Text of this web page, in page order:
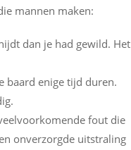
mannen maken:
dan je had gewild. Het
baard enige tijd duren.
fout die
onverzorgde uitstraling